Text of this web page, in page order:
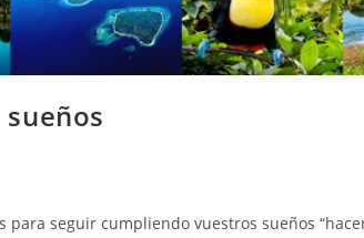
para seguir cumpliendo vuestros sueños